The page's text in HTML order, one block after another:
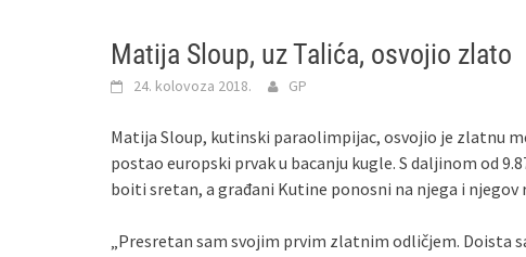
Matija Sloup, uz Talića, osvojio zlato
24. kolovoza 2018. GP
Matija Sloup, kutinski paraolimpijac, osvojio je zlatnu
postao europski prvak u bacanju kugle. S daljinom od
boiti sretan, a građani Kutine ponosni na njega i
„Presretan sam svojim prvim zlatnim odličjem. Doista